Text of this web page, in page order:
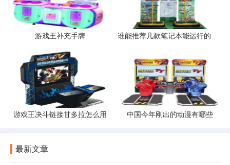
游戏王补充手牌
游戏王决斗链接甘多拉怎么用 中国今年刚出的动漫有哪些
最新文章